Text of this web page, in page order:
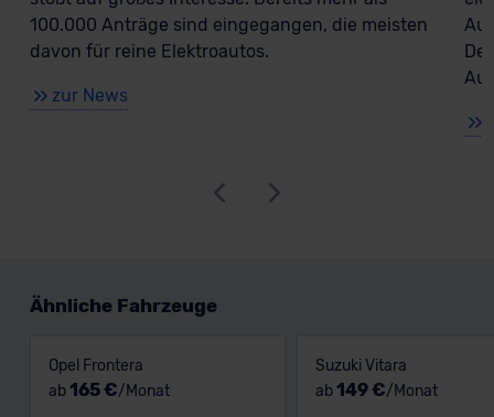
100.000 Anträge sind eingegangen, die meisten
davon für reine Elektroautos.
zur News
Ähnliche Fahrzeuge
Opel Frontera
ab165 €/Monat
Suzuki Vitara
ab149 €/Monat